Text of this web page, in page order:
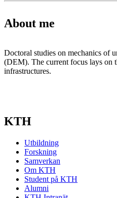
About me
Doctoral studies on mechanics of
(DEM). The current focus lays
infrastructures.
KTH
Utbildning
Forskning
Samverkan
Om KTH
Student på KTH
Alumni